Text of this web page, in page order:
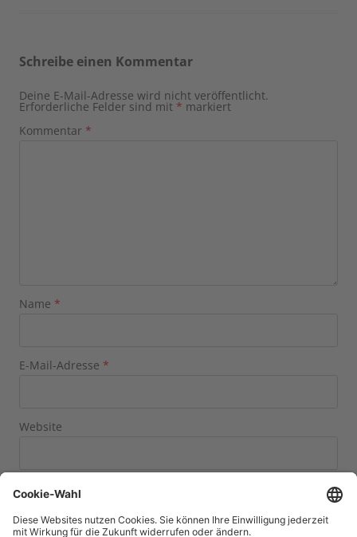
Schreibe einen Kommentar
Deine E-Mail-Adresse wird nicht veröffentlicht.
Erforderliche Felder sind mit * markiert
Kommentar *
Name *
E-Mail-Adresse *
Website
Name, E-Mail-Adresse und Website in diesem Browser